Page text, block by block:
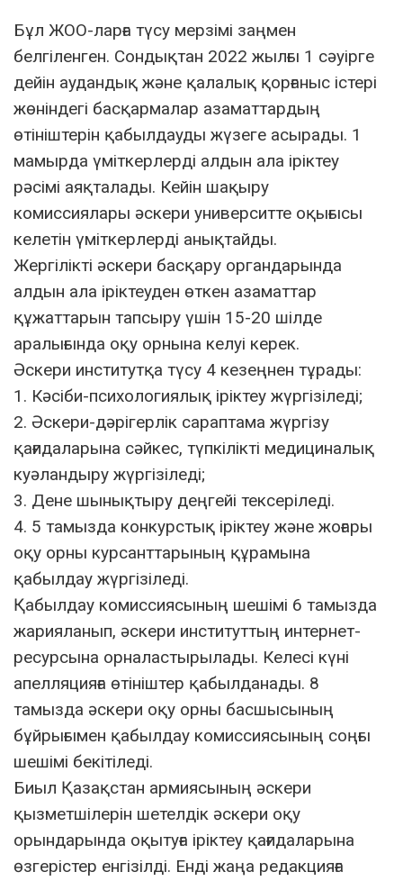
Бұл ЖОО-ларға түсу мерзімі заңмен
белгіленген. Сондықтан 2022 жылғы 1 сәуірге
дейін аудандық және қалалық қорғаныс істері
жөніндегі басқармалар азаматтардың
өтініштерін қабылдауды жүзеге асырады. 1
мамырда үміткерлерді алдын ала іріктеу
рәсімі аяқталады. Кейін шақыру
комиссиялары әскери университте оқығысы
келетін үміткерлерді анықтайды.
Жергілікті әскери басқару органдарында
алдын ала іріктеуден өткен азаматтар
құжаттарын тапсыру үшін 15-20 шілде
аралығында оқу орнына келуі керек.
Әскери институтқа түсу 4 кезеңнен тұрады:
1. Кәсіби-психологиялық іріктеу жүргізіледі;
2. Әскери-дәрігерлік сараптама жүргізу
қағидаларына сәйкес, түпкілікті медициналық
куәландыру жүргізіледі;
3. Дене шынықтыру деңгейі тексеріледі.
4. 5 тамызда конкурстық іріктеу және жоғары
оқу орны курсанттарының құрамына
қабылдау жүргізіледі.
Қабылдау комиссиясының шешімі 6 тамызда
жарияланып, әскери институттың интернет-
ресурсына орналастырылады. Келесі күні
апелляцияға өтініштер қабылданады. 8
тамызда әскери оқу орны басшысының
бұйрығымен қабылдау комиссиясының соңғы
шешімі бекітіледі.
Биыл Қазақстан армиясының әскери
қызметшілерін шетелдік әскери оқу
орындарында оқытуға іріктеу қағидаларына
өзгерістер енгізілді. Енді жаңа редакцияға